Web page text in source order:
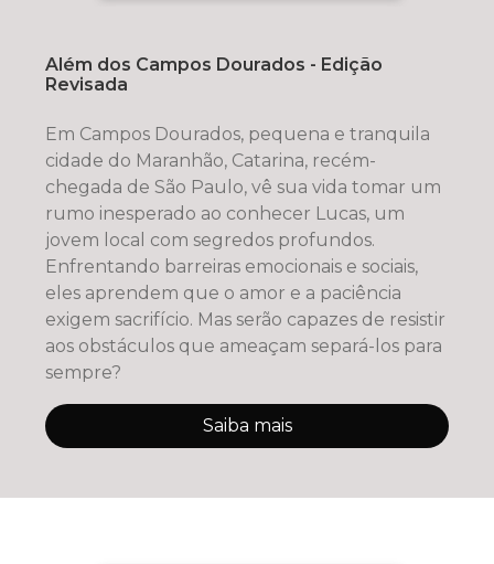
Além dos Campos Dourados - Edição
Revisada
Em Campos Dourados, pequena e tranquila
cidade do Maranhão, Catarina, recém-
chegada de São Paulo, vê sua vida tomar um
rumo inesperado ao conhecer Lucas, um
jovem local com segredos profundos.
Enfrentando barreiras emocionais e sociais,
eles aprendem que o amor e a paciência
exigem sacrifício. Mas serão capazes de resistir
aos obstáculos que ameaçam separá-los para
sempre?
Saiba mais